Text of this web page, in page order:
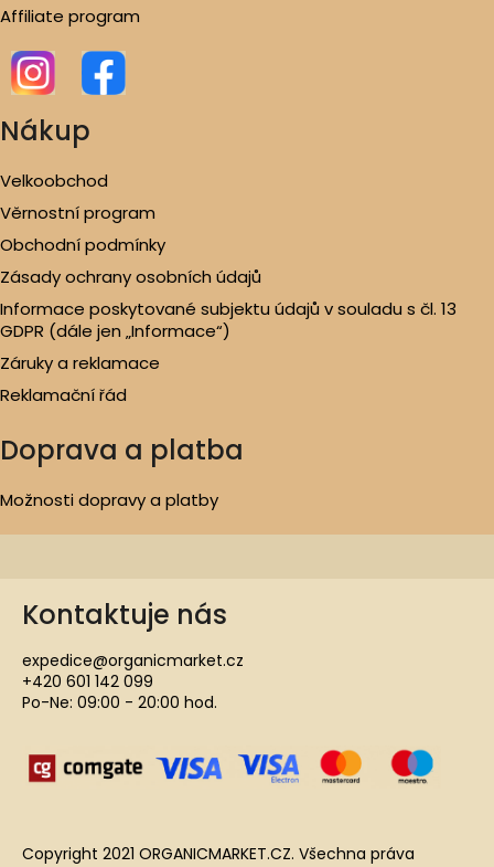
Affiliate program
Nákup
Velkoobchod
Věrnostní program
Obchodní podmínky
Zásady ochrany osobních údajů
Informace poskytované subjektu údajů v souladu s čl. 13
GDPR (dále jen „Informace“)
Záruky a reklamace
Reklamační řád
Doprava a platba
Možnosti dopravy a platby
Kontaktuje nás
expedice@organicmarket.cz
+420 601 142 099
Po-Ne: 09:00 - 20:00 hod.
Copyright 2021 ORGANICMARKET.CZ. Všechna práva